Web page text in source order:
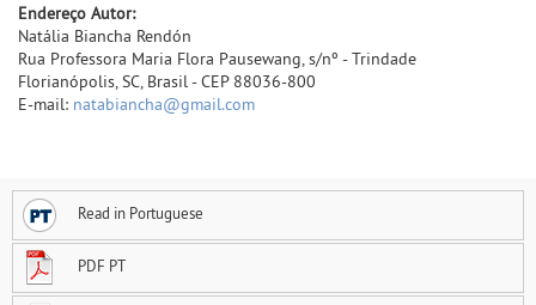
Endereço Autor:
Natália Biancha Rendón
Rua Professora Maria Flora Pausewang, s/nº - Trindade
Florianópolis, SC, Brasil - CEP 88036-800
E-mail: natabiancha@gmail.com
Read in Portuguese
PDF PT